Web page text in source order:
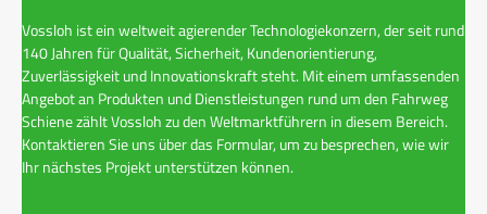
Vossloh ist ein weltweit agierender Technologiekonzern, der seit rund
140 Jahren für Qualität, Sicherheit, Kundenorientierung,
Zuverlässigkeit und Innovationskraft steht. Mit einem umfassenden
Angebot an Produkten und Dienstleistungen rund um den Fahrweg
Schiene zählt Vossloh zu den Weltmarktführern in diesem Bereich.
Kontaktieren Sie uns über das Formular, um zu besprechen, wie wir
Ihr nächstes Projekt unterstützen können.